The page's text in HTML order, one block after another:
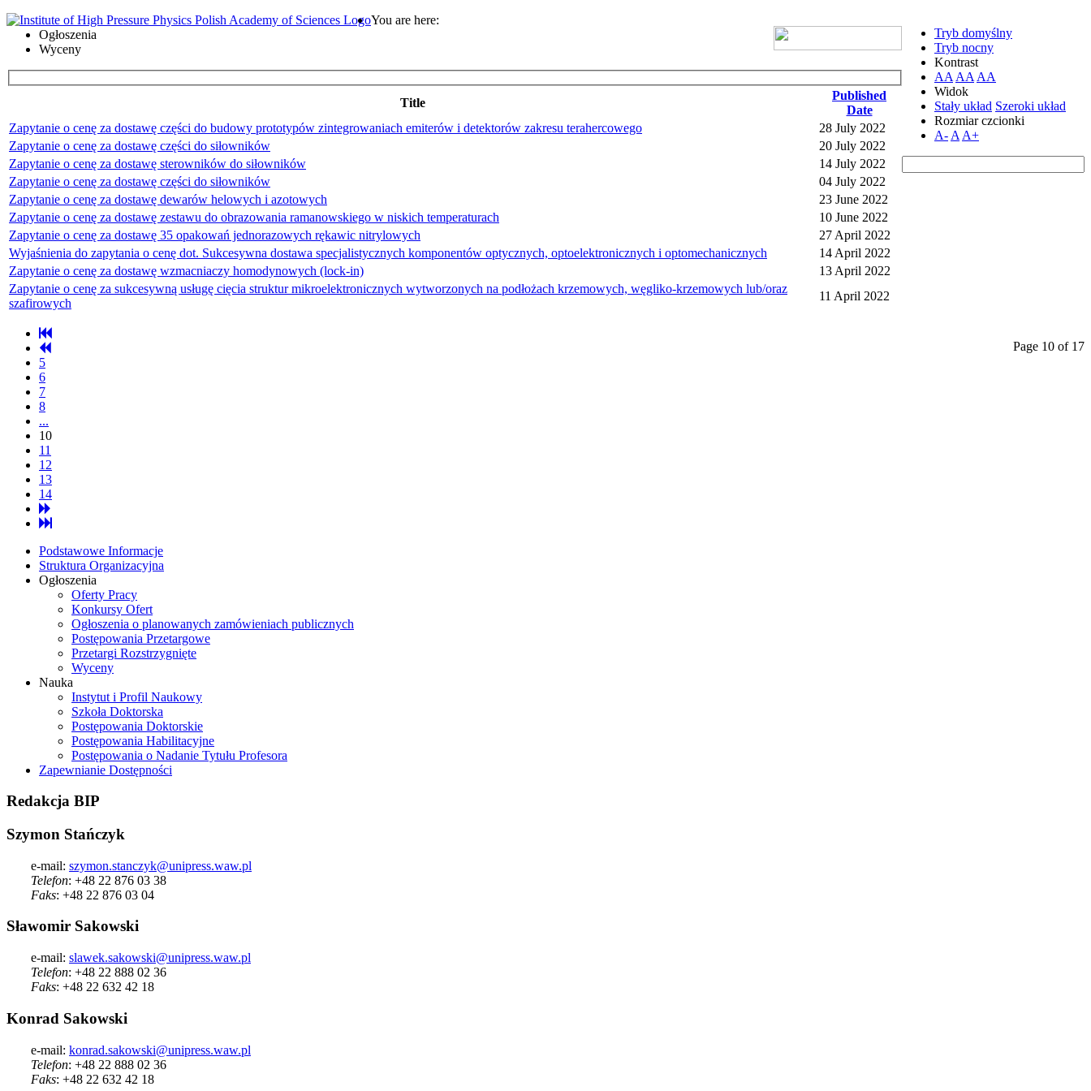
Tryb domyślny
Tryb nocny
Kontrast
AA AA AA
Widok
Stały układ Szeroki układ
Rozmiar czcionki
A- A A+
You are here:
Ogłoszenia
Wyceny
Title
Published
Date
Zapytanie o cenę za dostawę części do budowy prototypów zintegrowaniach emiterów i detektorów zakresu terahercowego
28 July 2022
Zapytanie o cenę za dostawę części do siłowników
20 July 2022
Zapytanie o cenę za dostawę sterowników do siłowników
14 July 2022
Zapytanie o cenę za dostawę części do siłowników
04 July 2022
Zapytanie o cenę za dostawę dewarów helowych i azotowych
23 June 2022
Zapytanie o cenę za dostawę zestawu do obrazowania ramanowskiego w niskich temperaturach
10 June 2022
Zapytanie o cenę za dostawę 35 opakowań jednorazowych rękawic nitrylowych
27 April 2022
Wyjaśnienia do zapytania o cenę dot. Sukcesywna dostawa specjalistycznych komponentów optycznych, optoelektronicznych i optomechanicznych
14 April 2022
Zapytanie o cenę za dostawę wzmacniaczy homodynowych (lock-in)
13 April 2022
Zapytanie o cenę za sukcesywną usługę cięcia struktur mikroelektronicznych wytworzonych na podłożach krzemowych, węgliko-krzemowych lub/oraz
szafirowych
11 April 2022
Page 10 of 17
5
6
7
8
...
10
11
12
13
14
Podstawowe Informacje
Struktura Organizacyjna
Ogłoszenia
Oferty Pracy
Konkursy Ofert
Ogłoszenia o planowanych zamówieniach publicznych
Postępowania Przetargowe
Przetargi Rozstrzygnięte
Wyceny
Nauka
Instytut i Profil Naukowy
Szkoła Doktorska
Postępowania Doktorskie
Postępowania Habilitacyjne
Postępowania o Nadanie Tytułu Profesora
Zapewnianie Dostępności
Redakcja BIP
Szymon Stańczyk
e-mail: szymon.stanczyk@unipress.waw.pl
Telefon: +48 22 876 03 38
Faks: +48 22 876 03 04
Sławomir Sakowski
e-mail: slawek.sakowski@unipress.waw.pl
Telefon: +48 22 888 02 36
Faks: +48 22 632 42 18
Konrad Sakowski
e-mail: konrad.sakowski@unipress.waw.pl
Telefon: +48 22 888 02 36
Faks: +48 22 632 42 18